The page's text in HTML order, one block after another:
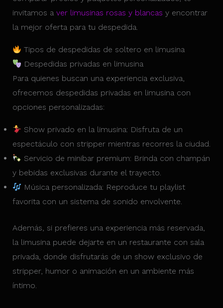
invitamos a ver limusinas rosas y blancas y encontrar
la mejor oferta para tu despedida.
Tipos de despedidas de soltero en limusina
Despedidas privadas en limusina
Para quienes buscan una experiencia exclusiva,
ofrecemos despedidas privadas en limusina con
opciones personalizadas:
Show privado en la limusina: Disfruta de un
espectáculo con stripper mientras recorres la ciudad.
Servicio de minibar premium: Brinda con champán
y bebidas exclusivas durante el trayecto.
Música personalizada: Reproduce tu playlist
favorita con un sistema de sonido envolvente.
Además, si prefieres una experiencia más reservada,
la limusina puede dejarte en un restaurante con sala
privada, donde disfrutarás de un show exclusivo de
stripper, humor o animación en un ambiente más
íntimo.